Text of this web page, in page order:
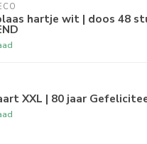
hartje wit | doos 48
XXL | 80 jaar